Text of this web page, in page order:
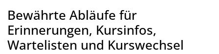
Bewährte Abläufe für
Erinnerungen, Kursinfos,
Wartelisten und Kurswechsel